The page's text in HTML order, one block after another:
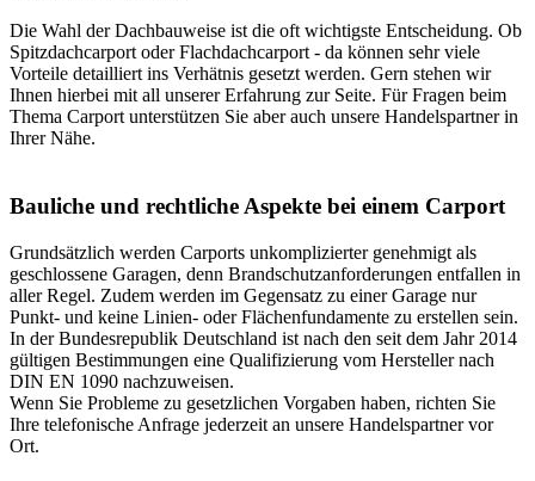
Die Wahl der Dachbauweise ist die oft wichtigste Entscheidung. Ob
Spitzdachcarport oder Flachdachcarport - da können sehr viele
Vorteile detailliert ins Verhätnis gesetzt werden. Gern stehen wir
Ihnen hierbei mit all unserer Erfahrung zur Seite. Für Fragen beim
Thema Carport unterstützen Sie aber auch unsere Handelspartner in
Ihrer Nähe.
Bauliche und rechtliche Aspekte bei einem Carport
Grundsätzlich werden Carports unkomplizierter genehmigt als
geschlossene Garagen, denn Brandschutzanforderungen entfallen in
aller Regel. Zudem werden im Gegensatz zu einer Garage nur
Punkt- und keine Linien- oder Flächenfundamente zu erstellen sein.
In der Bundesrepublik Deutschland ist nach den seit dem Jahr 2014
gültigen Bestimmungen eine Qualifizierung vom Hersteller nach
DIN EN 1090 nachzuweisen.
Wenn Sie Probleme zu gesetzlichen Vorgaben haben, richten Sie
Ihre telefonische Anfrage jederzeit an unsere Handelspartner vor
Ort.